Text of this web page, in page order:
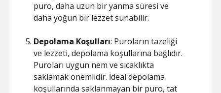
puro, daha uzun bir yanma süresi ve
daha yoğun bir lezzet sunabilir.
Depolama Koşulları: Puroların tazeliği
ve lezzeti, depolama koşullarına bağlıdır.
Puroları uygun nem ve sıcaklıkta
saklamak önemlidir. İdeal depolama
koşullarında saklanmayan bir puro, tat